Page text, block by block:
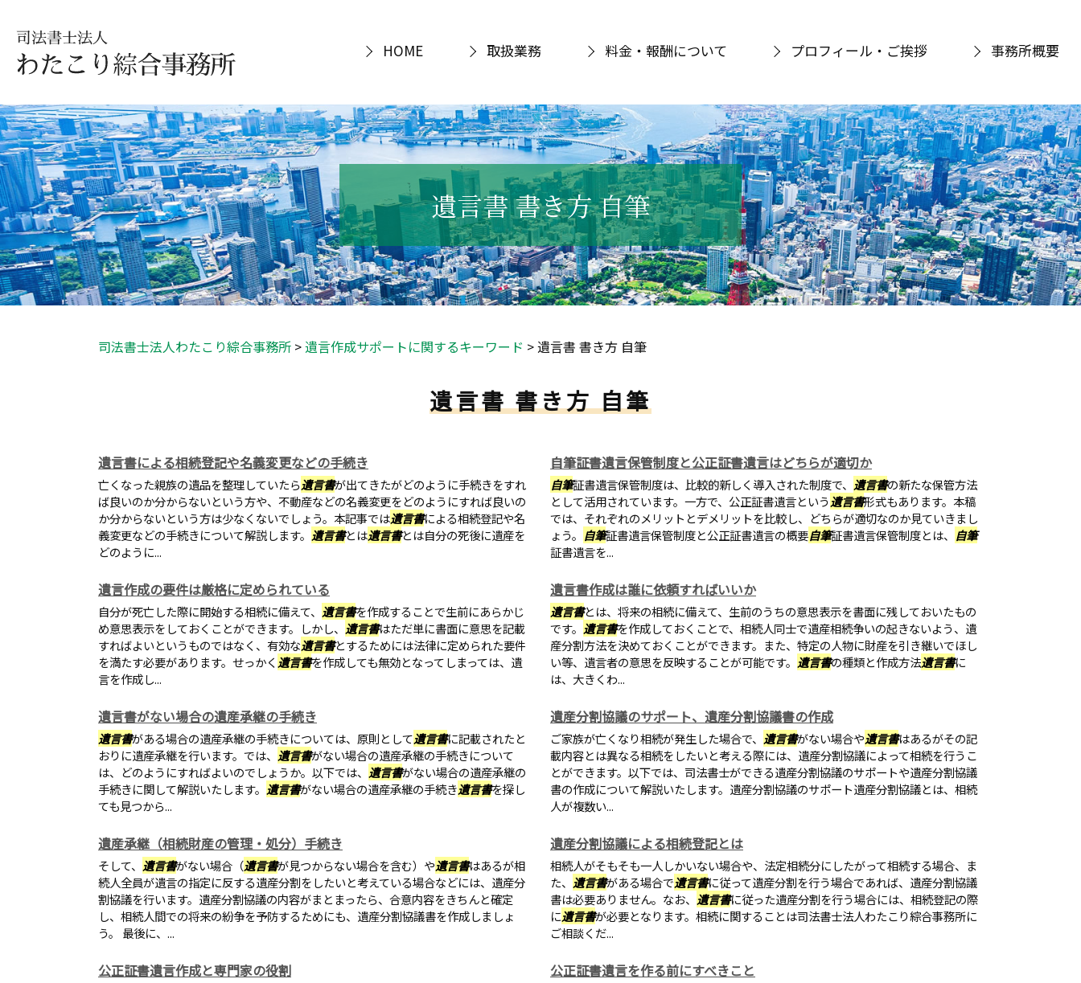
HOME 取扱業務 料金・報酬について プロフィール・ご挨拶 事務所概要
遺言書 書き方 自筆
司法書士法人わたこり綜合事務所 >遺言作成サポートに関するキーワード >遺言書 書き方 自筆
遺言書 書き方 自筆
遺言書による相続登記や名義変更などの手続き
亡くなった親族の遺品を整理していたら遺言書が出てきたがどのように手続きをすれ
ば良いのか分からないという方や、不動産などの名義変更をどのようにすれば良いの
か分からないという方は少なくないでしょう。本記事では遺言書による相続登記や名
義変更などの手続きについて解説します。 遺言書とは遺言書とは自分の死後に遺産を
どのように...
自筆証書遺言保管制度と公正証書遺言はどちらが適切か
自筆証書遺言保管制度は、比較的新しく導入された制度で、 遺言書の新たな保管方法
として活用されています。一方で、公正証書遺言という遺言書形式もあります。本稿
では、それぞれのメリットとデメリットを比較し、どちらが適切なのか見ていきまし
ょう。 自筆証書遺言保管制度と公正証書遺言の概要自筆証書遺言保管制度とは、 自筆
証書遺言を...
遺言作成の要件は厳格に定められている
自分が死亡した際に開始する相続に備えて、 遺言書を作成することで生前にあらかじ
め意思表示をしておくことができます。しかし、 遺言書はただ単に書面に意思を記載
すればよいというものではなく、有効な遺言書とするためには法律に定められた要件
を満たす必要があります。せっかく 遺言書を作成しても無効となってしまっては、遺
言を作成し...
遺言書作成は誰に依頼すればいいか
遺言書とは、将来の相続に備えて、生前のうちの意思表示を書面に残しておいたもの
です。 遺言書を作成しておくことで、相続人同士で遺産相続争いの起きないよう、遺
産分割方法を決めておくことができます。また、特定の人物に財産を引き継いでほし
い等、遺言者の意思を反映することが可能です。 遺言書の種類と作成方法遺言書に
は、大きくわ...
遺言書がない場合の遺産承継の手続き
遺言書がある場合の遺産承継の手続きについては、原則として遺言書に記載されたと
おりに遺産承継を行います。では、 遺言書がない場合の遺産承継の手続きについて
は、どのようにすればよいのでしょうか。以下では、 遺言書がない場合の遺産承継の
手続きに関して解説いたします。 遺言書がない場合の遺産承継の手続き遺言書を探し
ても見つから...
遺産分割協議のサポート、遺産分割協議書の作成
ご家族が亡くなり相続が発生した場合で、 遺言書がない場合や遺言書はあるがその記
載内容とは異なる相続をしたいと考える際には、遺産分割協議によって相続を行うこ
とができます。以下では、司法書士ができる遺産分割協議のサポートや遺産分割協議
書の作成について解説いたします。遺産分割協議のサポート遺産分割協議とは、相続
人が複数い...
遺産承継（相続財産の管理・処分）手続き
そして、 遺言書がない場合（遺言書が見つからない場合を含む）や遺言書はあるが相
続人全員が遺言の指定に反する遺産分割をしたいと考えている場合などには、遺産分
割協議を行います。遺産分割協議の内容がまとまったら、合意内容をきちんと確定
し、相続人間での将来の紛争を予防するためにも、遺産分割協議書を作成しましょ
う。 最後に、...
遺産分割協議による相続登記とは
相続人がそもそも一人しかいない場合や、法定相続分にしたがって相続する場合、ま
た、 遺言書がある場合で遺言書に従って遺産分割を行う場合であれば、遺産分割協議
書は必要ありません。なお、 遺言書に従った遺産分割を行う場合には、相続登記の際
に遺言書が必要となります。相続に関することは司法書士法人わたこり綜合事務所に
ご相談くだ...
公正証書遺言作成と専門家の役割 公正証書遺言を作る前にすべきこと